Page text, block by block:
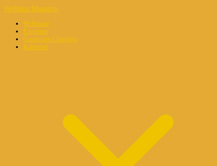
Webinar Magazin
Webinare
Experten
Corporate Channels
Kalender